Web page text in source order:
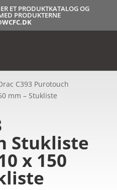
ET PRODUKTKATALOG OG
PRODUKTERNE
C393 Purotouch
mm – Stukliste
Stukliste
x 150